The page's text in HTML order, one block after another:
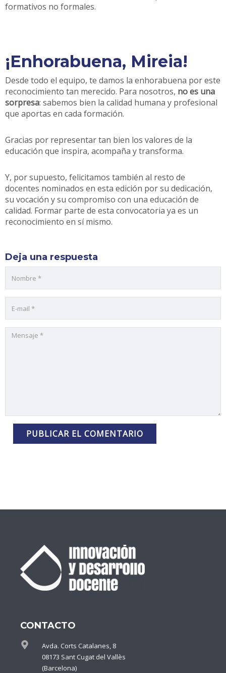
formativos no formales.
¡Enhorabuena, Mireia!
Desde todo el equipo, te damos la enhorabuena por este
reconocimiento tan merecido. Para nosotros, no es una
sorpresa: sabemos bien la calidad humana y profesional
que aportas en cada formación.
Gracias por representar tan bien los valores de la
educación que inspira, acompaña y transforma.
Y, por supuesto, felicitamos también al resto de
docentes nominados en esta edición por su dedicación,
su vocación y su compromiso con una educación de
calidad. Formar parte de esta convocatoria ya es un
reconocimiento en sí mismo.
Deja una respuesta
CONTACTO
Avda. Corts Catalanes, 8
08173 Sant Cugat del Vallès
(Barcelona)